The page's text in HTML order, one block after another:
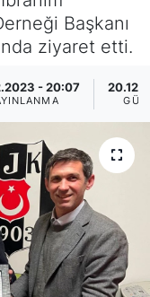
Başkanı
ziyaret etti.
- 20:07